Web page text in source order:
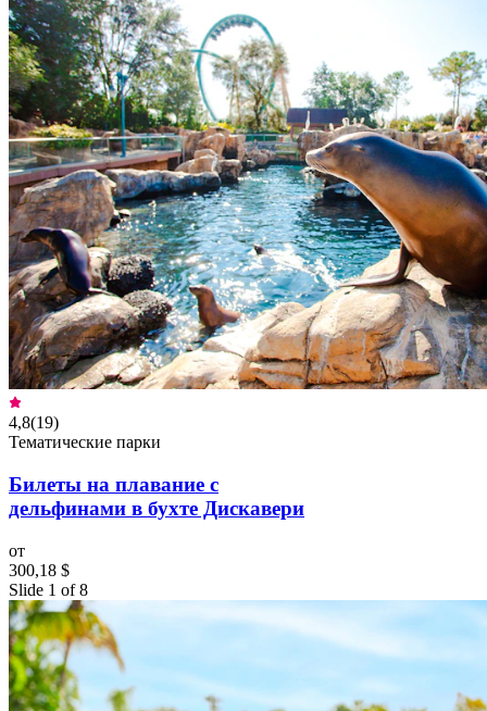
4,8(19)
Тематические парки
Билеты на плавание с
дельфинами в бухте Дискавери
от
300,18 $
Slide 1 of 8